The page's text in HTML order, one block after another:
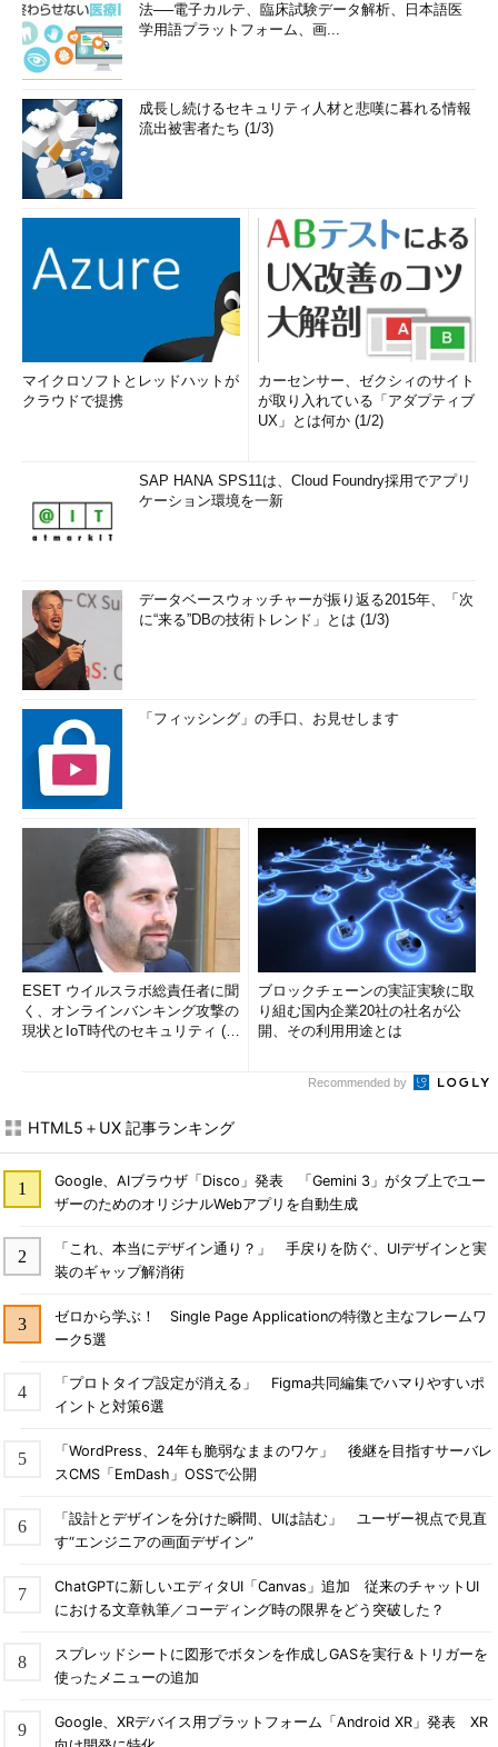
法──電子カルテ、臨床試験データ解析、日本語医
学用語プラットフォーム、画...
成長し続けるセキュリティ人材と悲嘆に暮れる情報
流出被害者たち (1/3)
マイクロソフトとレッドハットが
クラウドで提携
カーセンサー、ゼクシィのサイト
が取り入れている「アダプティブ
UX」とは何か (1/2)
SAP HANA SPS11は、Cloud Foundry採用でアプリ
ケーション環境を一新
データベースウォッチャーが振り返る2015年、「次
に“来る”DBの技術トレンド」とは (1/3)
「フィッシング」の手口、お見せします
ESET ウイルスラボ総責任者に聞
く、オンラインバンキング攻撃の
現状とIoT時代のセキュリティ (1/
ブロックチェーンの実証実験に取
り組む国内企業20社の社名が公
開、その利用用途とは
Recommended by
HTML5＋UX 記事ランキング
Google、AIブラウザ「Disco」発表 「Gemini 3」がタブ上でユー
ザーのためのオリジナルWebアプリを自動生成
「これ、本当にデザイン通り？」 手戻りを防ぐ、UIデザインと実
装のギャップ解消術
ゼロから学ぶ！ Single Page Applicationの特徴と主なフレームワ
ーク5選
「プロトタイプ設定が消える」 Figma共同編集でハマりやすいポ
イントと対策6選
「WordPress、24年も脆弱なままのワケ」 後継を目指すサーバレ
スCMS「EmDash」OSSで公開
「設計とデザインを分けた瞬間、UIは詰む」 ユーザー視点で見直
す“エンジニアの画面デザイン”
ChatGPTに新しいエディタUI「Canvas」追加 従来のチャットUI
における文章執筆／コーディング時の限界をどう突破した？
スプレッドシートに図形でボタンを作成しGASを実行＆トリガーを
使ったメニューの追加
Google、XRデバイス用プラットフォーム「Android XR」発表 XR